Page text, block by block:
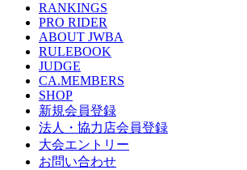
RANKINGS
PRO RIDER
ABOUT JWBA
RULEBOOK
JUDGE
CA.MEMBERS
SHOP
新規会員登録
法人・協力店会員登録
大会エントリー
お問い合わせ